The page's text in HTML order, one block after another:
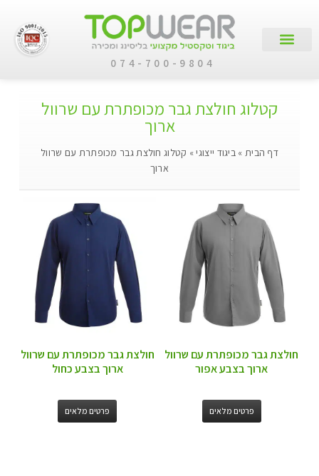
074-700-9804
קטלוג חולצת גבר מכופתרת עם שרוול
ארוך
דף הבית » ביגוד ייצוגי» קטלוג חולצת גבר מכופתרת עם שרוול
ארוך
חולצת גבר מכופתרת עם שרוול
ארוך בצבע אפור
פרטים מלאים
חולצת גבר מכופתרת עם שרוול
ארוך בצבע כחול
פרטים מלאים